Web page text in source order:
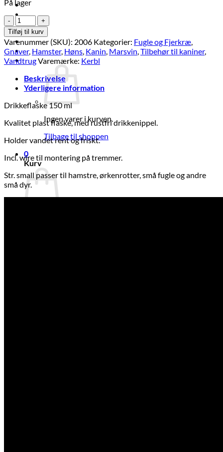
Brands
Økologi
Tilbud
Log ind
Kurv /kr.0,000
Ingen varer i kurven.
Tilbage til shoppen
0
Kurv
På lager
Drikkeflaske
150
m
Small
antal
Tilføj til kurv
Varenummer (SKU): 2006 Kategorier: Fugle og Fjerkræ,
Gnaver, Hamster, Høns, Kanin, Marsvin,Tilbehør til kaniner,
VandtrugVaremærke: Kerbl
Beskrivelse
Yderligere information
Drikkeflaske 150 ml
Kvalitet plast flaske, med rustfri drikkenippel.
Holder vandet rent og friskt.
Incl. wire til montering på tremmer.
Str. small passer til hamstre, ørkenrotter, små fugle og andre
små dyr.